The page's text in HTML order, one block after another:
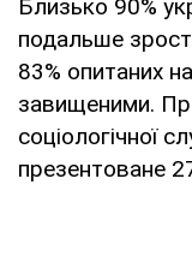
Близько 90%
подальше
83% опитаних
завищеними.
соціологічної
презентоване